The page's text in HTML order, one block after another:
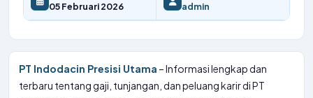
05 Februari 2026 admin
PT Indodacin Presisi Utama – Informasi lengkap dan
terbaru tentang gaji, tunjangan, dan peluang karir di PT